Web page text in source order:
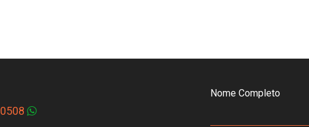
Nome Completo